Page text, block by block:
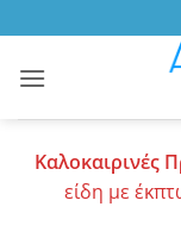
to
content
Καλοκαιρινές
είδη με